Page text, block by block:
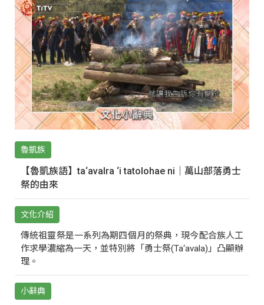
魯凱族
【魯凱族語】ta‘avalra ‘i tatolohae ni｜萬山部落勇士
祭的由來
文化介紹
傳統祖靈祭是一系列為期四個月的祭典，現今配合族人工
作求學濃縮為一天，並特別將「勇士祭(Ta‘avala)」凸顯辦
理。
小辭典